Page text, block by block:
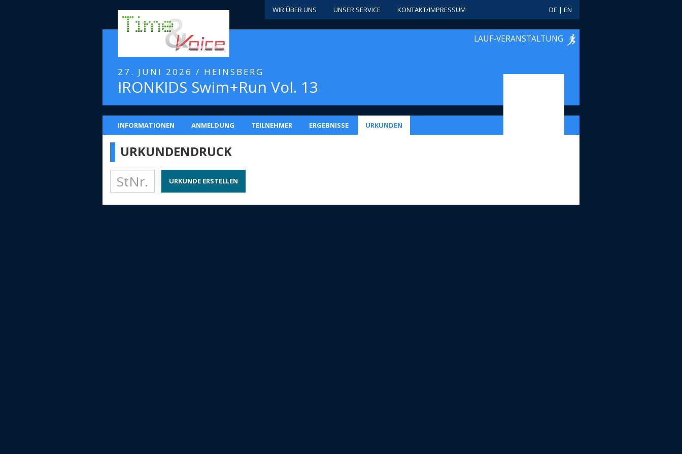
WIR ÜBER UNS UNSER SERVICE KONTAKT/IMPRESSUM DE | EN
LAUF-VERANSTALTUNG
27. JUNI 2026 / HEINSBERG
IRONKIDS Swim+Run Vol. 13
INFORMATIONEN ANMELDUNG TEILNEHMER ERGEBNISSE URKUNDEN
URKUNDENDRUCK
URKUNDE ERSTELLEN